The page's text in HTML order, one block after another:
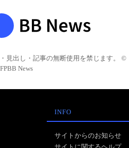
見出し・記事の無断使用を禁じます。 ©
News
INFO
サイトからのお知らせ